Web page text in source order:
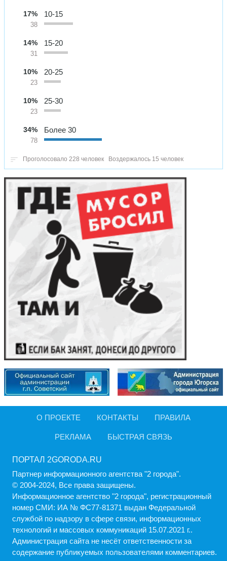
17%
38
10-15
14%
31
15-20
10%
23
20-25
10%
23
25-30
34%
78
Более 30
Проголосовало 228 человек Воздержалось 15 человек
О ПРОЕКТЕ КОНТАКТЫ ПРАВИЛА
РЕКЛАМА БЫСТРАЯ СВЯЗЬ
ПОРТАЛ 2GORODA.RU
Партнер информационного агентства "2 города".
© 2004-2024, Все права защищены.
Информационное агентство "2 города", регистрационный
номер СМИ: ИА № ФС77-81371 выдан Федеральной
службой по надзору в сфере связи, информационных
технологий и массовых коммуникаций 15.07.2021 г..
Администрация cайта не несёт ответственности за
содержание публикуемых пользователями комментариев.